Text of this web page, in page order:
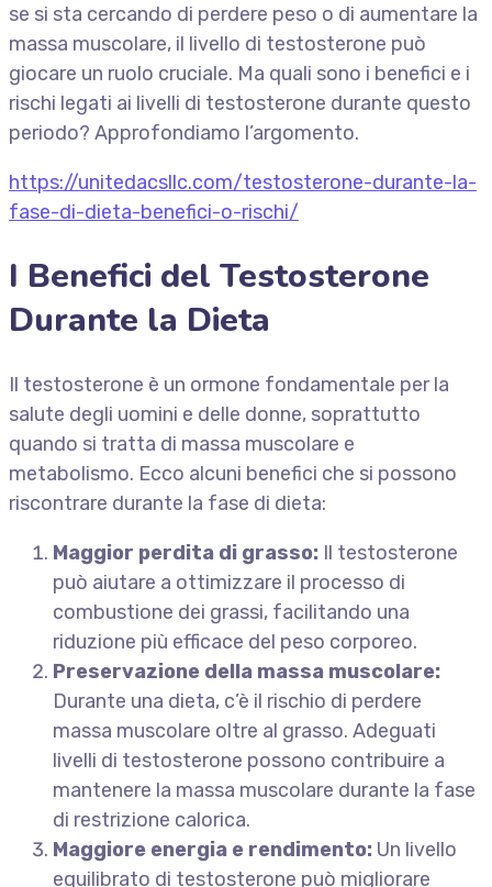
se si sta cercando di perdere peso o di aumentare la
massa muscolare, il livello di testosterone può
giocare un ruolo cruciale. Ma quali sono i benefici e i
rischi legati ai livelli di testosterone durante questo
periodo? Approfondiamo l’argomento.
https://unitedacsllc.com/testosterone-durante-la-
fase-di-dieta-benefici-o-rischi/
I Benefici del Testosterone
Durante la Dieta
Il testosterone è un ormone fondamentale per la
salute degli uomini e delle donne, soprattutto
quando si tratta di massa muscolare e
metabolismo. Ecco alcuni benefici che si possono
riscontrare durante la fase di dieta:
Maggior perdita di grasso: Il testosterone
può aiutare a ottimizzare il processo di
combustione dei grassi, facilitando una
riduzione più efficace del peso corporeo.
Preservazione della massa muscolare:
Durante una dieta, c’è il rischio di perdere
massa muscolare oltre al grasso. Adeguati
livelli di testosterone possono contribuire a
mantenere la massa muscolare durante la fase
di restrizione calorica.
Maggiore energia e rendimento: Un livello
equilibrato di testosterone può migliorare